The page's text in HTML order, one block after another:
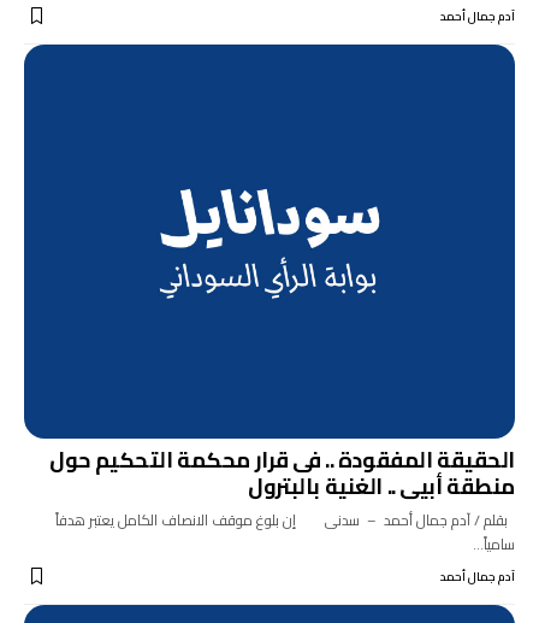
آدم جمال أحمد
الحقيقة المفقودة .. فى قرار محكمة التحكيم حول
منطقة أبيى .. الغنية بالبترول
بقلم / آدم جمال أحمد – سدنى إن بلوغ موقف الانصاف الكامل يعتبر هدفاً
سامياً…
آدم جمال أحمد